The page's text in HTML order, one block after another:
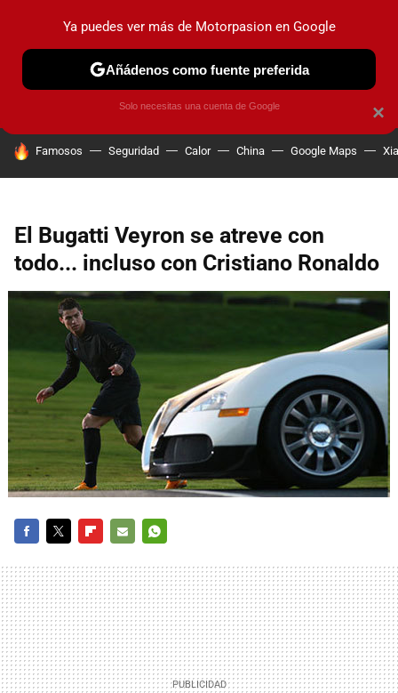
PRUEBAS COCHES ELÉCTRICOS OBSERVATORIO
HOY SE HABLA DE
Famosos Seguridad Calor China Google Maps
El Bugatti Veyron se atreve con
todo... incluso con Cristiano Ronaldo
MAIL
×
Ya puedes ver más de Motorpasion en Google
Añádenos como fuente preferida
Solo necesitas una cuenta de Google